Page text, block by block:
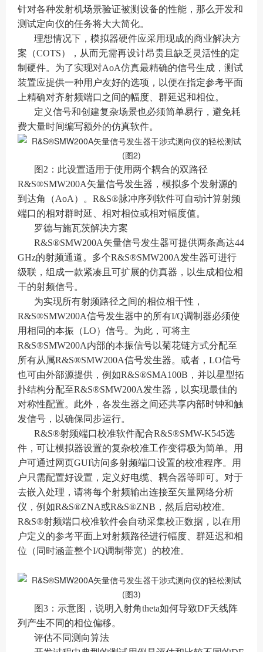
针对各种发射机场景验证被测设备的性能，那么开发和
测试定向仪的任务将大大简化。
理想情况下，模拟器硬件应采用现成的商业解决方
案（COTS），从而无需再设计昂贵且缺乏灵活性的定
制硬件。为了实现对AoA仿真最精确的信号生成，测试
装置应提供一种用户友好的选项，以便在指定参考平面
上精确对齐射频端口之间的幅度、群延迟和相位。
定义信号和创建复杂场景也必须简单易行，避免耗
费大量时间编写额外的仿真软件。
图2：此设置适用于使用两个耦合的双路径
R&S®SMW200A矢量信号发生器，模拟多个发射源的
到达角（AoA）。R&S®脉冲序列软件可自动计算射频
端口的相对群时延、相对相位或相对幅度值。
罗德与施瓦茨解决方案
R&S®SMW200A矢量信号发生器可提供两条高达44
GHz的射频通道。多个R&S®SMW200A发生器可进行
级联，组成一款紧凑且可扩展的仿真器，以生成相位相
干的射频信号。
为实现所有射频路径之间的相位相干性，
R&S®SMW200A信号发生器中的所有I/Q调制器必须使
用相同的本振（LO）信号。为此，可将主
R&S®SMW200A内部的本振信号以菊花链方式分配至
所有从属R&S®SMW200A信号发生器。或者，LO信号
也可由外部源提供，例如R&S®SMA100B，并以星型拓
扑结构分配至R&S®SMW200A发生器，以实现最佳的
对称性配置。此外，各发生器之间还共享内部时钟和触
发信号，以确保同步运行。
R&S®射频端口校准软件配合R&S®SMW-K545选
件，可让模拟器设置的复杂校准工作变得极为简单。用
户可通过网页GUI访问多射频端口设置的校准程序。用
户只需配置好设置，定义好电缆、耦合器等即可。对于
去嵌入处理，请将每个射频输出连接至矢量网络分析
仪，例如R&S®ZNA或R&S®ZNB，然后启动校准。
R&S®射频端口校准软件会自动采集校正数据，以在用
户定义的参考平面上对射频路径进行幅度、群延迟和相
位（同时涵盖整个I/Q调制带宽）的校准。
图3：示意图，说明入射角theta如何导致DF天线阵
列产生不同的相位偏移。
评估不同测向算法